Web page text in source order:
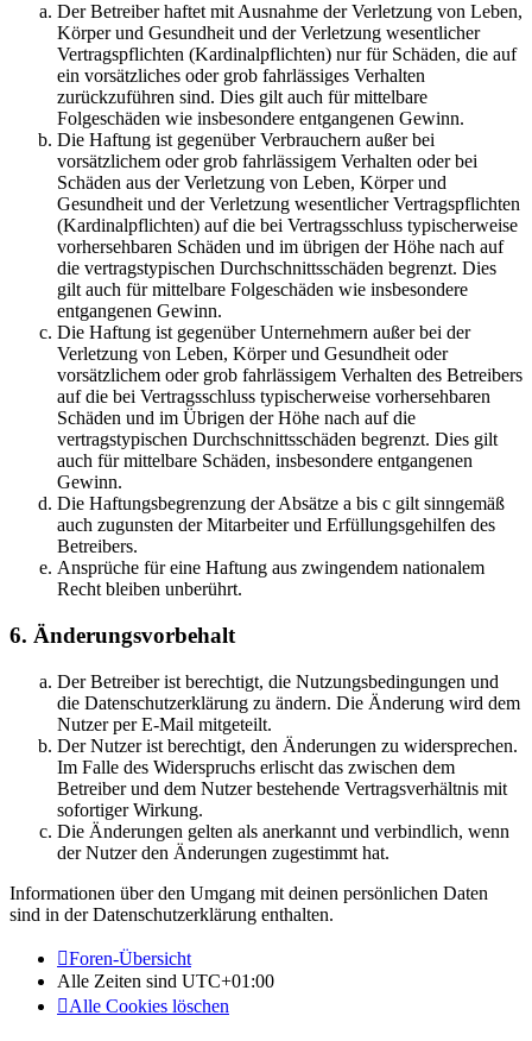
Der Betreiber haftet mit Ausnahme der Verletzung von Leben,
Körper und Gesundheit und der Verletzung wesentlicher
Vertragspflichten (Kardinalpflichten) nur für Schäden, die auf
ein vorsätzliches oder grob fahrlässiges Verhalten
zurückzuführen sind. Dies gilt auch für mittelbare
Folgeschäden wie insbesondere entgangenen Gewinn.
Die Haftung ist gegenüber Verbrauchern außer bei
vorsätzlichem oder grob fahrlässigem Verhalten oder bei
Schäden aus der Verletzung von Leben, Körper und
Gesundheit und der Verletzung wesentlicher Vertragspflichten
(Kardinalpflichten) auf die bei Vertragsschluss typischerweise
vorhersehbaren Schäden und im übrigen der Höhe nach auf
die vertragstypischen Durchschnittsschäden begrenzt. Dies
gilt auch für mittelbare Folgeschäden wie insbesondere
entgangenen Gewinn.
Die Haftung ist gegenüber Unternehmern außer bei der
Verletzung von Leben, Körper und Gesundheit oder
vorsätzlichem oder grob fahrlässigem Verhalten des Betreibers
auf die bei Vertragsschluss typischerweise vorhersehbaren
Schäden und im Übrigen der Höhe nach auf die
vertragstypischen Durchschnittsschäden begrenzt. Dies gilt
auch für mittelbare Schäden, insbesondere entgangenen
Gewinn.
Die Haftungsbegrenzung der Absätze a bis c gilt sinngemäß
auch zugunsten der Mitarbeiter und Erfüllungsgehilfen des
Betreibers.
Ansprüche für eine Haftung aus zwingendem nationalem
Recht bleiben unberührt.
6. Änderungsvorbehalt
Der Betreiber ist berechtigt, die Nutzungsbedingungen und
die Datenschutzerklärung zu ändern. Die Änderung wird dem
Nutzer per E-Mail mitgeteilt.
Der Nutzer ist berechtigt, den Änderungen zu widersprechen.
Im Falle des Widerspruchs erlischt das zwischen dem
Betreiber und dem Nutzer bestehende Vertragsverhältnis mit
sofortiger Wirkung.
Die Änderungen gelten als anerkannt und verbindlich, wenn
der Nutzer den Änderungen zugestimmt hat.
Informationen über den Umgang mit deinen persönlichen Daten
sind in der Datenschutzerklärung enthalten.
Foren-Übersicht
Alle Zeiten sind UTC+01:00
Alle Cookies löschen